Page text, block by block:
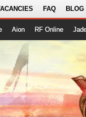
FAQ BLOG
Aion RF Online